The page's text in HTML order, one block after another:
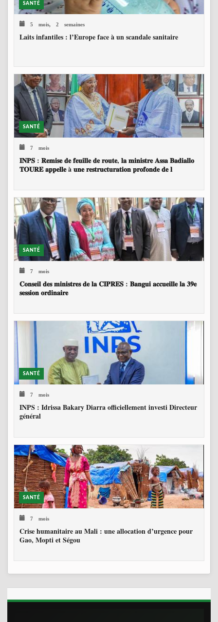
SANTÉ
5 mois, 2 semaines
Laits infantiles : l’Europe face à un scandale sanitaire
SANTÉ
7 mois
𝐈𝐍𝐏𝐒 : 𝐑𝐞𝐦𝐢𝐬𝐞 𝐝𝐞 𝐟𝐞𝐮𝐢𝐥𝐥𝐞 𝐝𝐞 𝐫𝐨𝐮𝐭𝐞, 𝐥𝐚 𝐦𝐢𝐧𝐢𝐬𝐭𝐫𝐞 𝐀𝐬𝐬𝐚 𝐁𝐚𝐝𝐢𝐚𝐥𝐥𝐨
𝐓𝐎𝐔𝐑𝐄 𝐚𝐩𝐩𝐞𝐥𝐥𝐞 à 𝐮𝐧𝐞 𝐫𝐞𝐬𝐭𝐫𝐮𝐜𝐭𝐮𝐫𝐚𝐭𝐢𝐨𝐧 𝐩𝐫𝐨𝐟𝐨𝐧𝐝𝐞 𝐝𝐞 𝐥
SANTÉ
7 mois
𝐂𝐨𝐧𝐬𝐞𝐢𝐥 𝐝𝐞𝐬 𝐦𝐢𝐧𝐢𝐬𝐭𝐫𝐞𝐬 𝐝𝐞 𝐥𝐚 𝐂𝐈𝐏𝐑𝐄𝐒 : 𝐁𝐚𝐧𝐠𝐮𝐢 𝐚𝐜𝐜𝐮𝐞𝐢𝐥𝐥𝐞 𝐥𝐚 𝟑𝟗𝐞
𝐬𝐞𝐬𝐬𝐢𝐨𝐧 𝐨𝐫𝐝𝐢𝐧𝐚𝐢𝐫𝐞
SANTÉ
7 mois
INPS : Idrissa Bakary Diarra officiellement investi Directeur
général
SANTÉ
7 mois
Crise humanitaire au Mali : une allocation d’urgence pour
Gao, Mopti et Ségou